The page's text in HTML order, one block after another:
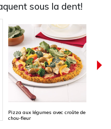
sous la dent!
Pizza aux légumes avec croûte de
chou-fleur